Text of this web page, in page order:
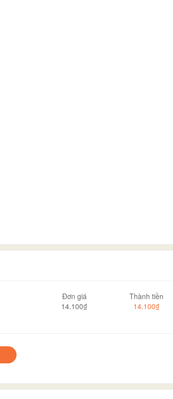
Đơn giá
14.100₫
Thành tiền
14.100₫